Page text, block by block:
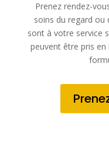
Prenez rendez-
soins du regard ou
sont à votre service
peuvent être pris